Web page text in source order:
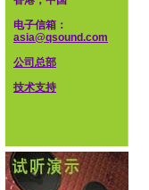
电子信箱：
asia@qsound.com
公司总部
技术支持